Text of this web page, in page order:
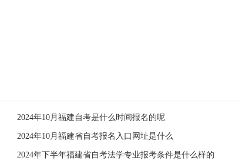
2024年10月福建自考是什么时间报名的呢
2024年10月福建省自考报名入口网址是什么
2024年下半年福建省自考法学专业报考条件是什么样的